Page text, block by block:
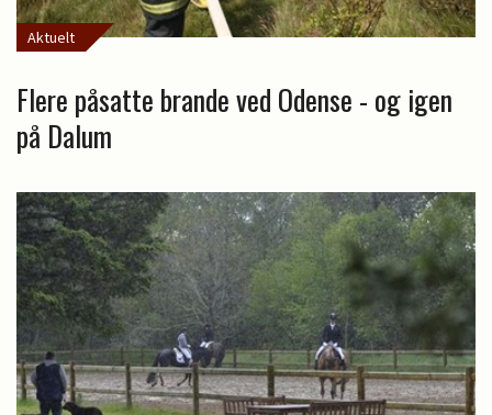
Aktuelt
Flere påsatte brande ved Odense - og igen
på Dalum